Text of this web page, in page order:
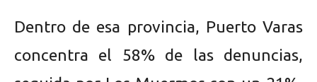
Dentro de esa provincia, Puerto Varas
concentra el 58% de las denuncias,